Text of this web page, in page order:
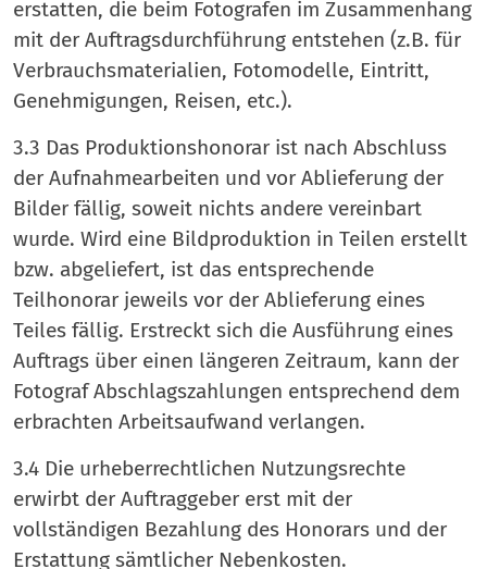
erstatten, die beim Fotografen im Zusammenhang
mit der Auftragsdurchführung entstehen (z.B. für
Verbrauchsmaterialien, Fotomodelle, Eintritt,
Genehmigungen, Reisen, etc.).
3.3 Das Produktionshonorar ist nach Abschluss
der Aufnahmearbeiten und vor Ablieferung der
Bilder fällig, soweit nichts andere vereinbart
wurde. Wird eine Bildproduktion in Teilen erstellt
bzw. abgeliefert, ist das entsprechende
Teilhonorar jeweils vor der Ablieferung eines
Teiles fällig. Erstreckt sich die Ausführung eines
Auftrags über einen längeren Zeitraum, kann der
Fotograf Abschlagszahlungen entsprechend dem
erbrachten Arbeitsaufwand verlangen.
3.4 Die urheberrechtlichen Nutzungsrechte
erwirbt der Auftraggeber erst mit der
vollständigen Bezahlung des Honorars und der
Erstattung sämtlicher Nebenkosten.